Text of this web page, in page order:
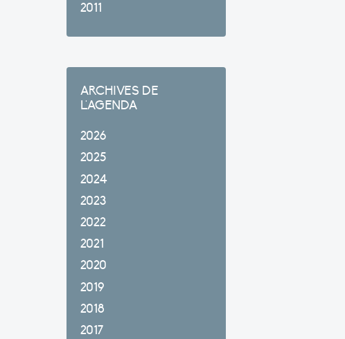
2011
ARCHIVES DE
L'AGENDA
2026
2025
2024
2023
2022
2021
2020
2019
2018
2017